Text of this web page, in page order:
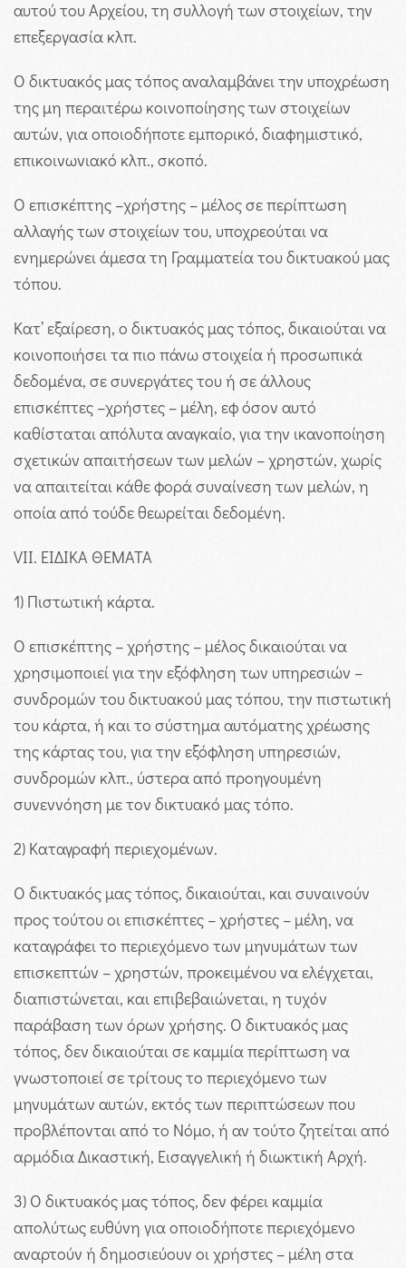
αυτού του Αρχείου, τη συλλογή των στοιχείων, την
επεξεργασία κλπ.
Ο δικτυακός μας τόπος αναλαμβάνει την υποχρέωση
της μη περαιτέρω κοινοποίησης των στοιχείων
αυτών, για οποιοδήποτε εμπορικό, διαφημιστικό,
επικοινωνιακό κλπ., σκοπό.
Ο επισκέπτης –χρήστης – μέλος σε περίπτωση
αλλαγής των στοιχείων του, υποχρεούται να
ενημερώνει άμεσα τη Γραμματεία του δικτυακού μας
τόπου.
Κατ’ εξαίρεση, ο δικτυακός μας τόπος, δικαιούται να
κοινοποιήσει τα πιο πάνω στοιχεία ή προσωπικά
δεδομένα, σε συνεργάτες του ή σε άλλους
επισκέπτες –χρήστες – μέλη, εφ όσον αυτό
καθίσταται απόλυτα αναγκαίο, για την ικανοποίηση
σχετικών απαιτήσεων των μελών – χρηστών, χωρίς
να απαιτείται κάθε φορά συναίνεση των μελών, η
οποία από τούδε θεωρείται δεδομένη.
VII. ΕΙΔΙΚΑ ΘΕΜΑΤΑ
1) Πιστωτική κάρτα.
Ο επισκέπτης – χρήστης – μέλος δικαιούται να
χρησιμοποιεί για την εξόφληση των υπηρεσιών –
συνδρομών του δικτυακού μας τόπου, την πιστωτική
του κάρτα, ή και το σύστημα αυτόματης χρέωσης
της κάρτας του, για την εξόφληση υπηρεσιών,
συνδρομών κλπ., ύστερα από προηγουμένη
συνεννόηση με τον δικτυακό μας τόπο.
2) Καταγραφή περιεχομένων.
Ο δικτυακός μας τόπος, δικαιούται, και συναινούν
προς τούτου οι επισκέπτες – χρήστες – μέλη, να
καταγράφει το περιεχόμενο των μηνυμάτων των
επισκεπτών – χρηστών, προκειμένου να ελέγχεται,
διαπιστώνεται, και επιβεβαιώνεται, η τυχόν
παράβαση των όρων χρήσης. Ο δικτυακός μας
τόπος, δεν δικαιούται σε καμμία περίπτωση να
γνωστοποιεί σε τρίτους το περιεχόμενο των
μηνυμάτων αυτών, εκτός των περιπτώσεων που
προβλέπονται από το Νόμο, ή αν τούτο ζητείται από
αρμόδια Δικαστική, Εισαγγελική ή διωκτική Αρχή.
3) Ο δικτυακός μας τόπος, δεν φέρει καμμία
απολύτως ευθύνη για οποιοδήποτε περιεχόμενο
αναρτούν ή δημοσιεύουν οι χρήστες – μέλη στα